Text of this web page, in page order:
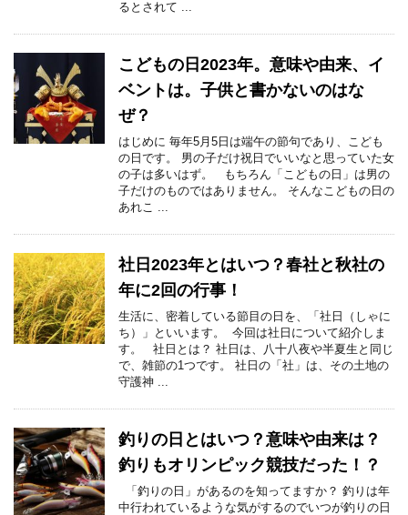
るとされて ...
こどもの日2023年。意味や由来、イ
ベントは。子供と書かないのはな
ぜ？
はじめに 毎年5月5日は端午の節句であり、こども
の日です。 男の子だけ祝日でいいなと思っていた女
の子は多いはず。 もちろん「こどもの日」は男の
子だけのものではありません。 そんなこどもの日の
あれこ ...
社日2023年とはいつ？春社と秋社の
年に2回の行事！
生活に、密着している節目の日を、「社日（しゃに
ち）」といいます。 今回は社日について紹介しま
す。 社日とは？ 社日は、八十八夜や半夏生と同じ
で、雑節の1つです。 社日の「社」は、その土地の
守護神 ...
釣りの日とはいつ？意味や由来は？
釣りもオリンピック競技だった！？
「釣りの日」があるのを知ってますか？ 釣りは年
中行われているような気がするのでいつが釣りの日